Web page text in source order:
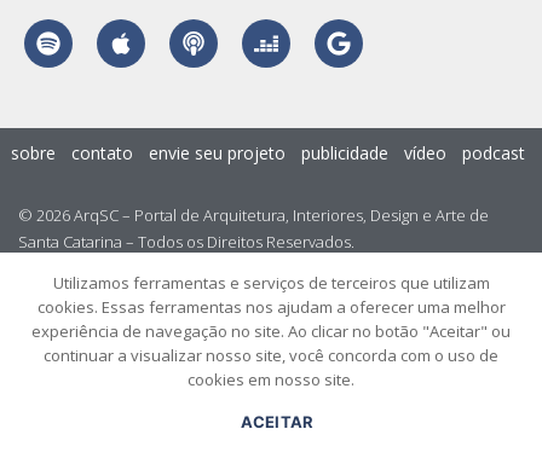
© 2026 ArqSC – Portal de Arquitetura, Interiores, Design e Arte de
Santa Catarina – Todos os Direitos Reservados.
sobre contato envie seu projeto publicidade vídeo podcast
Utilizamos ferramentas e serviços de terceiros que utilizam
cookies. Essas ferramentas nos ajudam a oferecer uma melhor
experiência de navegação no site. Ao clicar no botão "Aceitar" ou
continuar a visualizar nosso site, você concorda com o uso de
cookies em nosso site.
ACEITAR